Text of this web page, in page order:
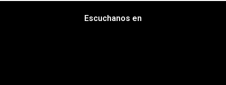
Escuchanos en